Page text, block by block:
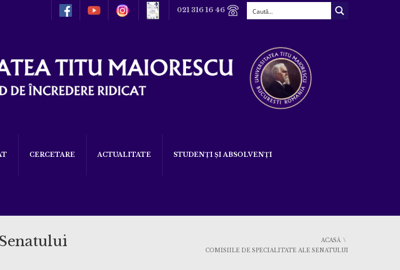
021 316 16 46
CERCETARE ACTUALITATE STUDENȚI ȘI ABSOLVENȚI
ACASĂ
COMISIILE DE SPECIALITATE ALE SENATULUI